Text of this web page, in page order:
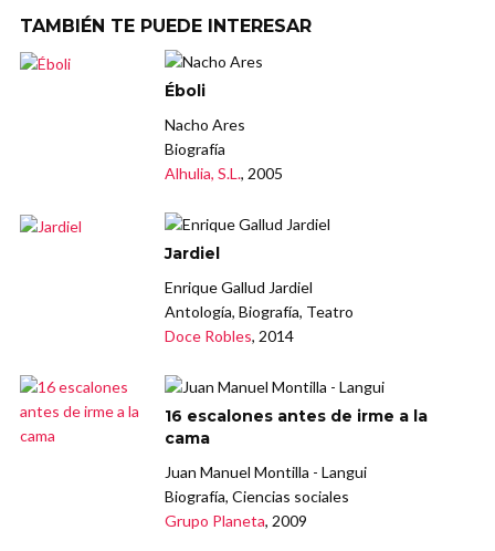
TAMBIÉN TE PUEDE INTERESAR
Éboli
Nacho Ares
Biografía
Alhulia, S.L., 2005
Jardiel
Enrique Gallud Jardiel
Antología, Biografía, Teatro
Doce Robles, 2014
16 escalones antes de irme a la
cama
Juan Manuel Montilla - Langui
Biografía, Ciencias sociales
Grupo Planeta, 2009